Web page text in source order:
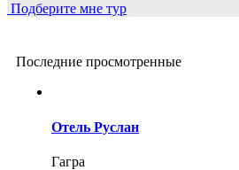
Подберите мне тур
Последние просмотренные
Отель Руслан
Гагра